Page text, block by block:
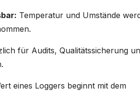
Temperatur und Umstände
für Audits, Qualitätssicherung
eines Loggers beginnt mit dem